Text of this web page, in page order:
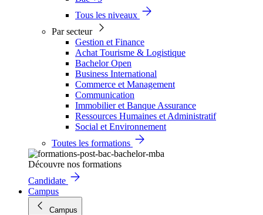
Tous les niveaux
Par secteur
Gestion et Finance
Achat Tourisme & Logistique
Bachelor Open
Business International
Commerce et Management
Communication
Immobilier et Banque Assurance
Ressources Humaines et Administratif
Social et Environnement
Toutes les formations
Découvre nos formations
Candidate
Campus
Campus